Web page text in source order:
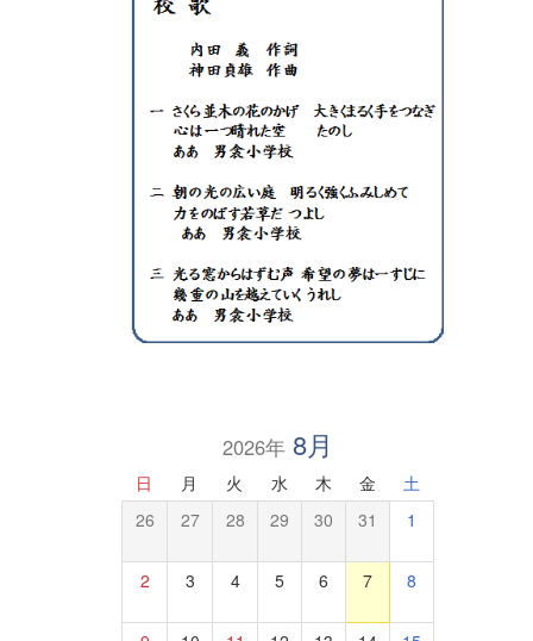
2026年8月
日 月 火 水 木 金 土
26 27 28 29 30 31 1
2 3 4 5 6 7 8